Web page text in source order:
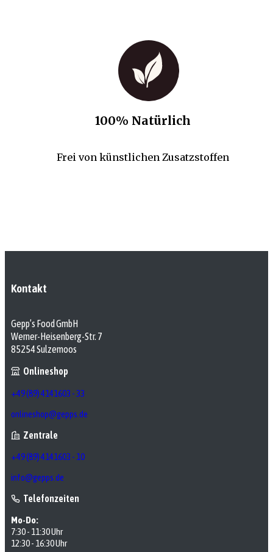
100% Natürlich
Frei von künstlichen Zusatzstoffen
Kontakt
Gepp’s Food GmbH
Werner-Heisenberg-Str. 7
85254 Sulzemoos
Onlineshop
+49 (89) 4141603 - 33
onlineshop@gepps.de
Zentrale
+49 (89) 4141603 - 10
info@gepps.de
Telefonzeiten
Mo-Do:
7:30 - 11:30 Uhr
12:30 - 16:30 Uhr